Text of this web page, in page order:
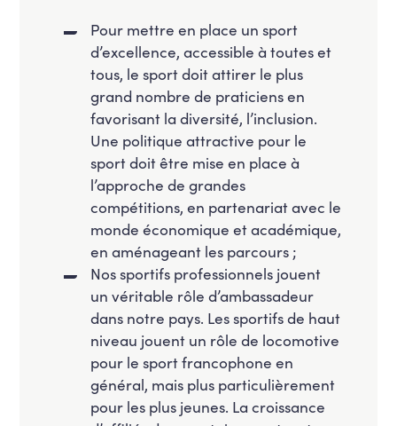
Pour mettre en place un sport
d’excellence, accessible à toutes et
tous, le sport doit attirer le plus
grand nombre de praticiens en
favorisant la diversité, l’inclusion.
Une politique attractive pour le
sport doit être mise en place à
l’approche de grandes
compétitions, en partenariat avec le
monde économique et académique,
en aménageant les parcours ;
Nos sportifs professionnels jouent
un véritable rôle d’ambassadeur
dans notre pays. Les sportifs de haut
niveau jouent un rôle de locomotive
pour le sport francophone en
général, mais plus particulièrement
pour les plus jeunes. La croissance